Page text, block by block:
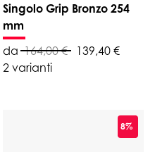
Singolo Grip Bronzo 254
mm
da 164,00 €
139,40 €
2 varianti
8%